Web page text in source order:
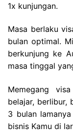
1x kunjungan.
Masa berlaku
bulan optimal.
berkunjung ke
masa tinggal
Memegang
belajar, berlibur,
3 bulan
bisnis Kamu di